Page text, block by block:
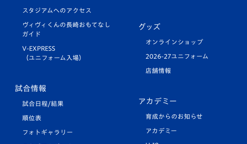
スタジアムへのアクセス
ヴィヴィくんの長崎おもてなし
ガイド
V-EXPRESS
（ユニフォーム入場）
試合情報
試合日程/結果
順位表
フォトギャラリー
グッズ
オンラインショップ
2026-27ユニフォーム
店舗情報
アカデミー
育成からのお知らせ
アカデミー